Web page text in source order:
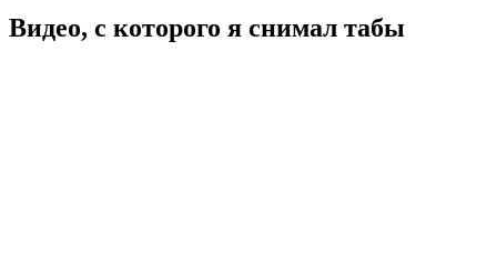
Видео, с которого я снимал табы